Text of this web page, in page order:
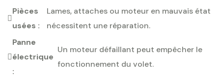
Pièces
usées :
Lames, attaches ou moteur en mauvais état
nécessitent une réparation.
Panne
électrique
:
Un moteur défaillant peut empêcher le
fonctionnement du volet.